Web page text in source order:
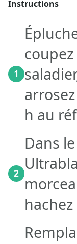
Instructions
1
h au
2
Dans